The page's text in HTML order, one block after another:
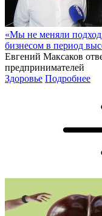
«Мы не меняли
бизнесом в период
Евгений Максаков
предпринимателей
Здоровье Подробнее